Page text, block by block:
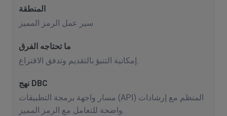
سير عمل الرمز المميز
مسار واجهة برمجة التطبيقات (API) المنظم مع إرشادات
واضحة للتعامل مع الرمز المميز.